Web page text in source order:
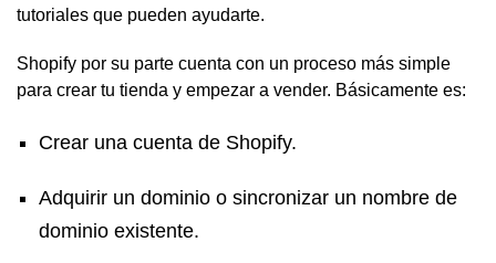
tutoriales que pueden ayudarte.
Shopify por su parte cuenta con un proceso más simple
para crear tu tienda y empezar a vender. Básicamente es:
Crear una cuenta de Shopify.
Adquirir un dominio o sincronizar un nombre de
dominio existente.